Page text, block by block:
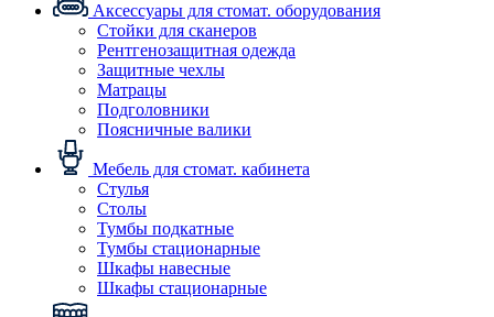
Аксессуары для стомат. оборудования
Стойки для сканеров
Рентгенозащитная одежда
Защитные чехлы
Матрацы
Подголовники
Поясничные валики
Мебель для стомат. кабинета
Стулья
Столы
Тумбы подкатные
Тумбы стационарные
Шкафы навесные
Шкафы стационарные